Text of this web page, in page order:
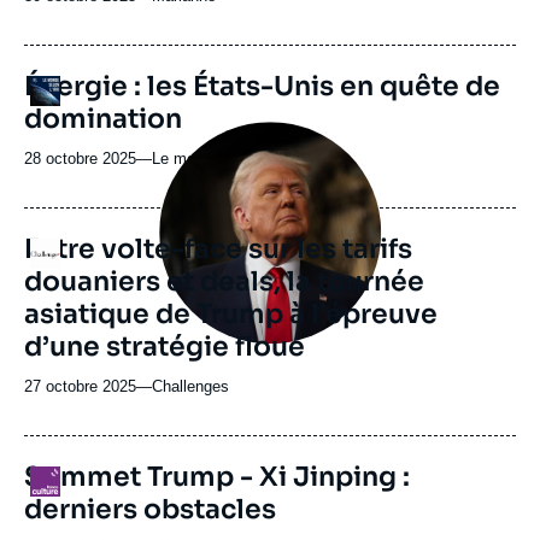
journal,
ou
émission
Logo
URL
de
Spotify
Énergie : les États-Unis en quête de
domination
28 octobre 2025—Nom
journal,
revue
ou
émission
Le monde selon l'Ifri
Logo
Image
principale
médiatique
Entre volte-face sur les tarifs
douaniers et deals, la tournée
asiatique de Trump à l’épreuve
d’une stratégie floue
27 octobre 2025—Nom
journal,
ou
émission
Challenges
Logo
Sommet Trump - Xi Jinping :
derniers obstacles